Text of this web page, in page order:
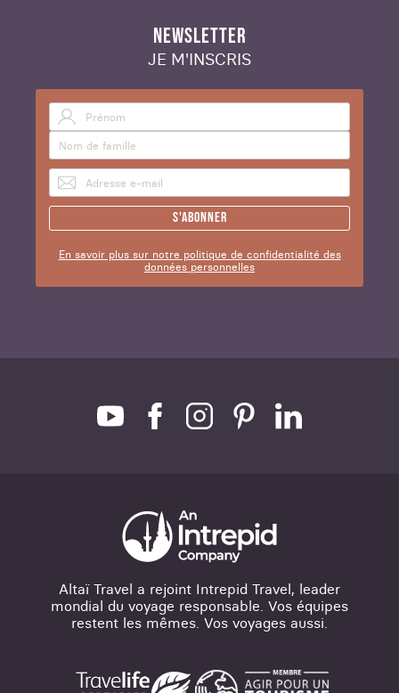
NEWSLETTER
JE M'INSCRIS
S'abonner
En savoir plus sur notre politique de confidentialité des
données personnelles
Altaï Travel a rejoint Intrepid Travel, leader
mondial du voyage responsable. Vos équipes
restent les mêmes. Vos voyages aussi.